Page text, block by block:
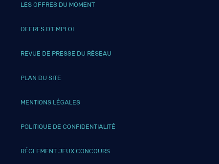
LES OFFRES DU MOMENT
OFFRES D’EMPLOI
REVUE DE PRESSE DU RÉSEAU
PLAN DU SITE
MENTIONS LÉGALES
POLITIQUE DE CONFIDENTIALITÉ
RÉGLEMENT JEUX CONCOURS